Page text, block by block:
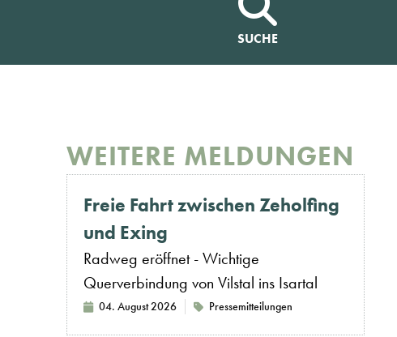
SUCHE
WEITERE MELDUNGEN
Freie Fahrt zwischen Zeholfing
und Exing
Radweg eröffnet - Wichtige
Querverbindung von Vilstal ins Isartal
04. August 2026 Pressemitteilungen